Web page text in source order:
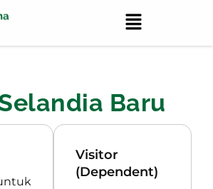
Baru
Visitor
(Dependent)